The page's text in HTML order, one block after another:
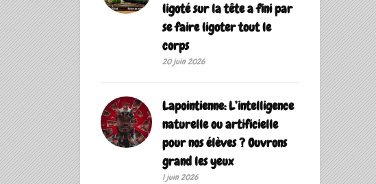
ligoté sur la tête a fini par
se faire ligoter tout le
corps
20 juin 2026
Lapointienne: L’intelligence
naturelle ou artificielle
pour nos élèves ? Ouvrons
grand les yeux
1 juin 2026